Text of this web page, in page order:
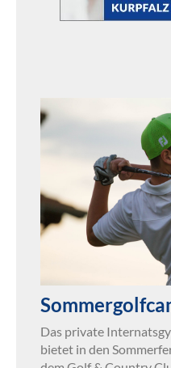
Das private
bietet in den